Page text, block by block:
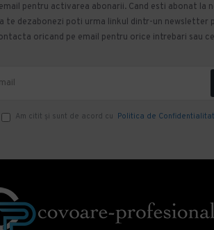
pentru activarea abonarii. Cand esti abonat
te dezabonezi poti urma linkul dintr-un
oricand pe email pentru orice intrebari sau
Am citit şi sunt de acord cu Politica de